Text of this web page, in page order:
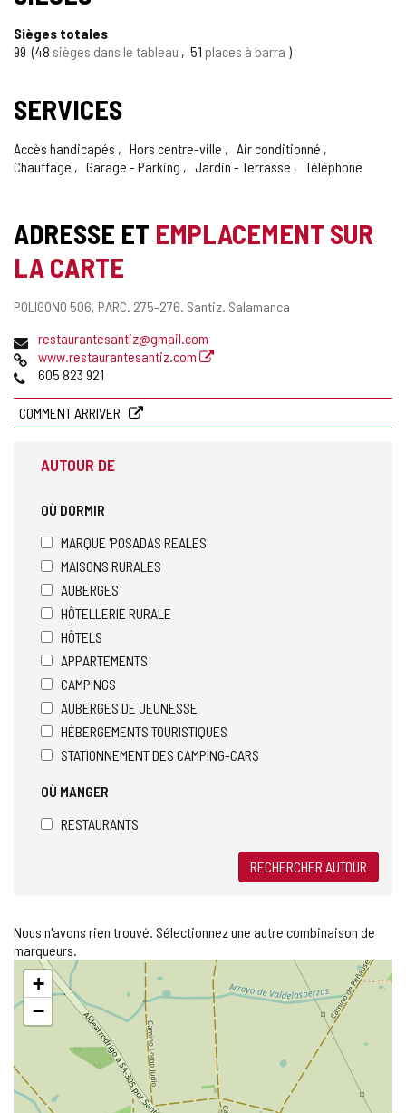
Sièges totales
99 48 sièges dans le tableau 51 places à barra
SERVICES
Accès handicapés Hors centre-ville
Air conditionné
Chauffage
Garage - Parking Jardin - Terrasse Téléphone
ADRESSE ET EMPLACEMENT SUR
LA CARTE
Adresse
POLIGONO 506, PARC. 275-276. Santiz. Salamanca
Adresse
de
courrier
restaurantesantiz@gmail.com
Page
Web
www.restaurantesantiz.com
Téléphones
605 823 921
COMMENT ARRIVER
AUTOUR DE
OÙ DORMIR
MARQUE 'POSADAS REALES'
MAISONS RURALES
AUBERGES
HÔTELLERIE RURALE
HÔTELS
APPARTEMENTS
CAMPINGS
AUBERGES DE JEUNESSE
HÉBERGEMENTS TOURISTIQUES
STATIONNEMENT DES CAMPING-CARS
OÙ MANGER
RESTAURANTS
RECHERCHER AUTOUR
Nous n'avons rien trouvé. Sélectionnez une autre combinaison de
marqueurs.
Sauter
carte
+
−